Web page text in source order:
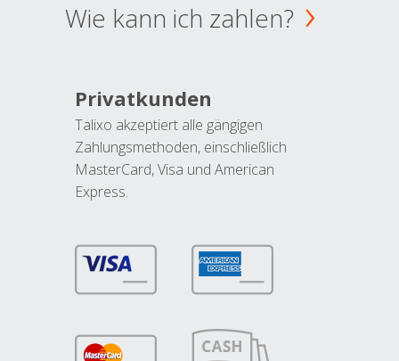
Wie kann ich zahlen?
Privatkunden
Talixo akzeptiert alle gängigen
Zahlungsmethoden, einschließlich
MasterCard, Visa und American
Express.